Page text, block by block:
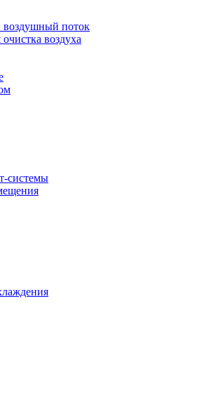
поток
воздуха
системы